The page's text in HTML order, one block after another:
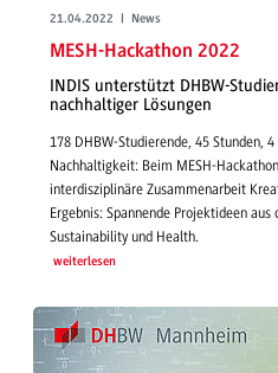
21.04.2022 | News
MESH-Hackathon 2022
INDIS unterstützt DHBW-
nachhaltiger Lösungen
178 DHBW-Studierende, 45 Stunden,
Nachhaltigkeit: Beim MESH-
interdisziplinäre Zusammenarbeit
Ergebnis: Spannende Projektideen
Sustainability und Health.
weiterlesen